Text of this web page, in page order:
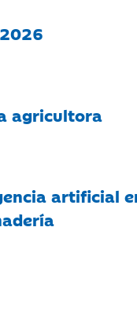
agricultora
artificial